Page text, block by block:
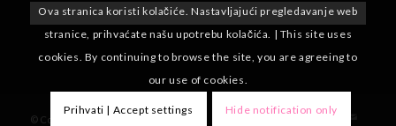
© Copyright - Aritmije KBCSM
Ova stranica koristi kolačiće. Nastavljajući pregledavanje web
stranice, prihvaćate našu upotrebu kolačića. | This site uses
cookies. By continuing to browse the site, you are agreeing to
our use of cookies.
Prihvati | Accept settings Hide notification only